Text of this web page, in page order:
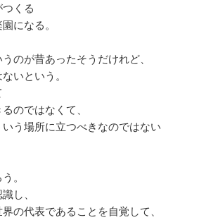
くる
になる。
のが昔あったそうだけれど、
いという。
のではなくて、
う場所に立つべきなのではない
。
し、
の代表であることを自覚して、